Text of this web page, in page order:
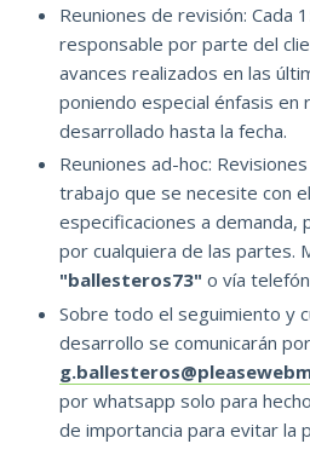
Reuniones de revisión: Cada
responsable por parte del
avances realizados en las
poniendo especial énfasis en
desarrollado hasta la fecha.
Reuniones ad-hoc:
trabajo que se necesite con
especificaciones a demanda,
por cualquiera de las partes.
"ballesteros73" o vía
Sobre todo el seguimiento y
desarrollo se comunicarán
por whatsapp solo para
de importancia para evitar la